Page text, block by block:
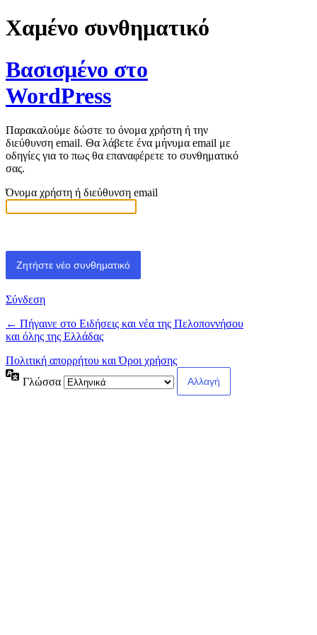
Χαμένο συνθηματικό
Βασισμένο στο
WordPress
Παρακαλούμε δώστε το όνομα χρήστη ή την
διεύθυνση email. Θα λάβετε ένα μήνυμα email με
οδηγίες για το πως θα επαναφέρετε το συνθηματικό
σας.
Όνομα χρήστη ή διεύθυνση email
Σύνδεση
← Πήγαινε στο Ειδήσεις και νέα της Πελοποννήσου
και όλης της Ελλάδας
Πολιτική απορρήτου και Όροι χρήσης
Γλώσσα